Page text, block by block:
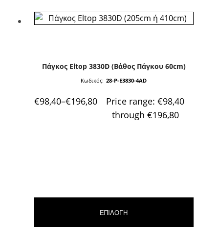
Πάγκος Eltop 3830D (Βάθος Πάγκου 60cm)
Κωδικός: 28-P-E3830-4AD
€98,40–€196,80
Price range: €98,40
through €196,80
ΕΠΙΛΟΓΉ